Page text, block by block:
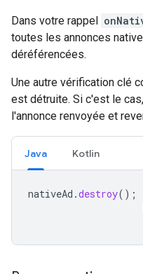
Dans votre rappel
toutes les annonces
déréférencées.
Une autre vérification clé
est détruite. Si c'est le
l'annonce renvoyée et
Java Kotlin
nativeAd .destroy();